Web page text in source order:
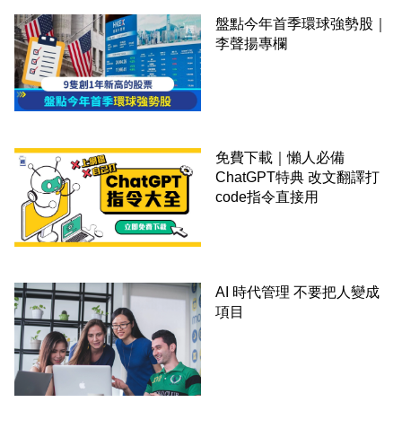
盤點今年首季環球強勢股｜
李聲揚專欄
免費下載｜懶人必備
ChatGPT特典 改文翻譯打
code指令直接用
AI 時代管理 不要把人變成
項目